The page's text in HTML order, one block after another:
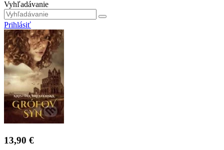
Vyhľadávanie
Prihlásiť
13,90 €